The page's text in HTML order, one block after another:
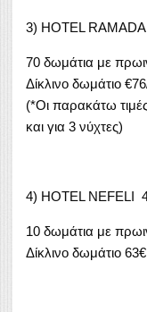
3) HOTEL
70 δωμάτια με
Δίκλινο δωμάτιο
(*Οι παρακάτω
και για 3 νύχτες)
4) HOTEL NEFELI
10 δωμάτια με
Δίκλινο δωμάτιο